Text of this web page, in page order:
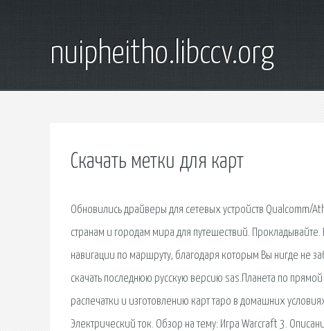
nuipheitho.libccv.org
Скачать метки для карт
Обновились драйверы для сетевых устройств Qualcomm/
странам и городам мира для путешествий.
навигации по маршруту, благодаря которым Вы нигде не
скачать последнюю русскую версию sas.Планета по
распечатки и изготовлению карт таро в домашних
Электрический ток. Обзор на тему: Игра Warcraft 3.